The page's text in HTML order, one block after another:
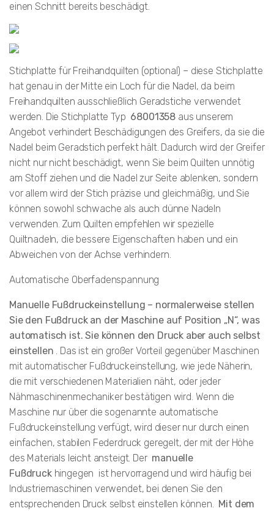
einen Schnitt bereits beschädigt.
Stichplatte für Freihandquilten (optional) – diese Stichplatte
hat genau in der Mitte ein Loch für die Nadel, da beim
Freihandquilten ausschließlich Geradstiche verwendet
werden. Die Stichplatte Typ 68001358 aus unserem
Angebot verhindert Beschädigungen des Greifers, da sie die
Nadel beim Geradstich perfekt hält. Dadurch wird der Greifer
nicht nur nicht beschädigt, wenn Sie beim Quilten unnötig
am Stoff ziehen und die Nadel zur Seite ablenken, sondern
vor allem wird der Stich präzise und gleichmäßig, und Sie
können sowohl schwache als auch dünne Nadeln
verwenden. Zum Quilten empfehlen wir spezielle
Quiltnadeln, die bessere Eigenschaften haben und ein
Abweichen von der Achse verhindern.
Automatische Oberfadenspannung
Manuelle Fußdruckeinstellung – normalerweise stellen
Sie den Fußdruck an der Maschine auf Position „N“, was
automatisch ist. Sie können den Druck aber auch selbst
einstellen . Das ist ein großer Vorteil gegenüber Maschinen
mit automatischer Fußdruckeinstellung, wie jede Näherin,
die mit verschiedenen Materialien näht, oder jeder
Nähmaschinenmechaniker bestätigen wird. Wenn die
Maschine nur über die sogenannte automatische
Fußdruckeinstellung verfügt, wird dieser nur durch einen
einfachen, stabilen Federdruck geregelt, der mit der Höhe
des Materials leicht ansteigt. Der manuelle
Fußdruckhingegen ist hervorragend und wird häufig bei
Industriemaschinen verwendet, bei denen Sie den
entsprechenden Druck selbst einstellen können. Mit dem